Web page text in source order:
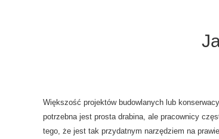
Większość projektów budowlanych lub
potrzebna jest prosta drabina, ale pracownicy
tego, że jest tak przydatnym narzędziem na